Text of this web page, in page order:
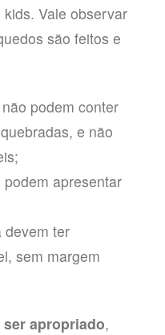
Vale observar
são feitos e
podem conter
e não
apresentar
devem ter
sem margem
apropriado,